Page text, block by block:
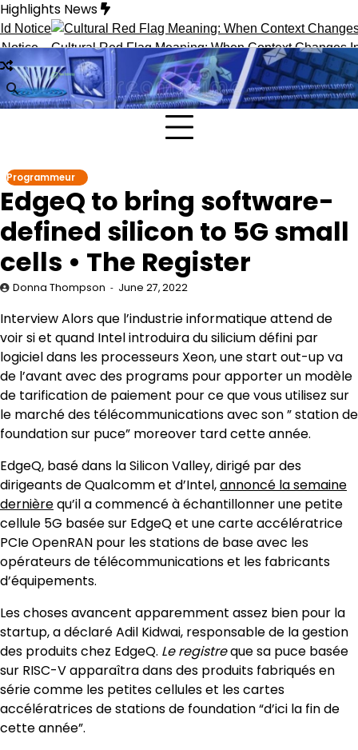
Skip
to
content
Highlights News
Cultural Red Flag Meaning: When Context Changes
Programmeur
EdgeQ to bring software-
defined silicon to 5G small
cells • The Register
Donna Thompson June 27, 2022
InterviewAlors que l’industrie informatique attend de
voir si et quand Intel introduira du silicium défini par
logiciel dans les processeurs Xeon, une start out-up va
de l’avant avec des programs pour apporter un modèle
de tarification de paiement pour ce que vous utilisez sur
le marché des télécommunications avec son ” station de
foundation sur puce” moreover tard cette année.
EdgeQ, basé dans la Silicon Valley, dirigé par des
dirigeants de Qualcomm et d’Intel,annoncé la semaine
dernièrequ’il a commencé à échantillonner une petite
cellule 5G basée sur EdgeQ et une carte accélératrice
PCIe OpenRAN pour les stations de base avec les
opérateurs de télécommunications et les fabricants
d’équipements.
Les choses avancent apparemment assez bien pour la
startup, a déclaré Adil Kidwai, responsable de la gestion
des produits chez EdgeQ. Le registreque sa puce basée
sur RISC-V apparaîtra dans des produits fabriqués en
série comme les petites cellules et les cartes
accélératrices de stations de foundation “d’ici la fin de
cette année”.